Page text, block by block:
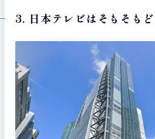
3. 日本テレビはそもそも